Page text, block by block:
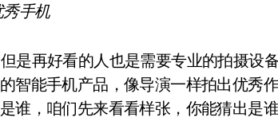
手机
是再好看的人也是需要专业的拍摄设
智能手机产品，像导演一样拍出优秀
谁，咱们先来看看样张，你能猜出是